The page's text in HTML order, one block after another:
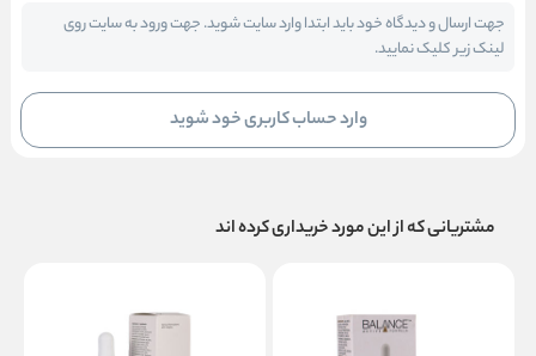
جهت ارسال و دیدگاه خود باید ابتدا وارد سایت شوید. جهت ورود به سایت روی
لینک زیر کلیک نمایید.
وارد حساب کاربری خود شوید
مشتریانی که از این مورد خریداری کرده اند